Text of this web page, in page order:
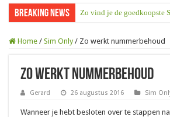
Breaking News Zo vind je de goedkoopste
Home / Sim Only / Zo werkt nummerbehoud
Zo werkt nummerbehoud
Gerard 26 augustus 2016 Sim
Wanneer je hebt besloten over te stappen